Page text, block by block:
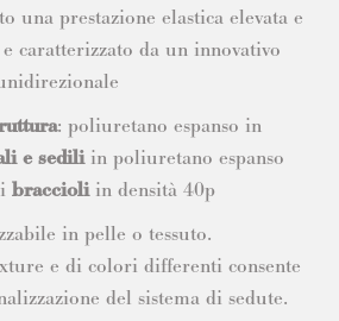
una prestazione elastica elevata e
caratterizzato da un innovativo
: poliuretano espanso in
e sediliin poliuretano espanso
braccioli in densità 40p
in pelle o tessuto.
e di colori differenti consente
del sistema di sedute.